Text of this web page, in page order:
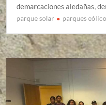
demarcaciones aledañas,
parque solar parques